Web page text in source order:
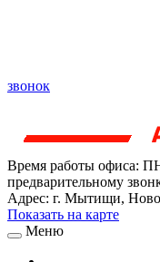
звонок
Время работы офиса:
предварительному
Адрес: г. Мытищи,
Показать на карте
Меню